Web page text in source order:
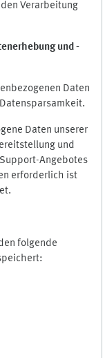
Verarbeitung
und -
Daten
Daten unserer
und
Angebotes
erforderlich ist
folgende